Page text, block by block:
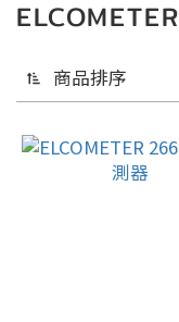
ELCOMETER
商品排序